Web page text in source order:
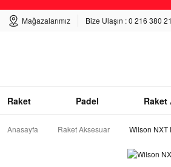
Mağazalarımız Bize Ulaşın : 0 216 380
Raket Padel Raket
Anasayfa Raket Aksesuar Wilson NXT